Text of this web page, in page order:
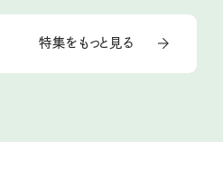
特集をもっと見る